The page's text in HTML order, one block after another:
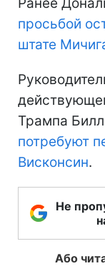
просьбой
штате
Трампа
потребуют
Висконсин.
Не
Або